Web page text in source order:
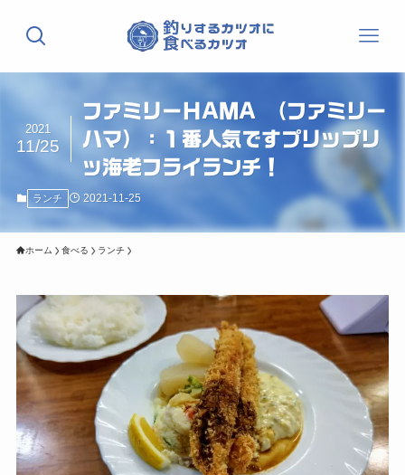
ファミリーＨAＭA （ファミリー
ハマ）：１番人気ですプリップリ
ッ海老フライランチ！
2021
11/25
ランチ 2021-11-25
ホーム 食べる ランチ